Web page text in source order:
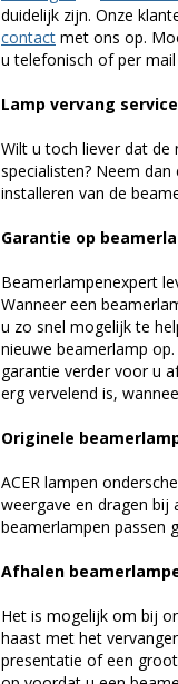
duidelijk zijn. Onze
contact met ons op.
u telefonisch of per
Lamp vervang service
Wilt u toch liever dat
specialisten? Neem dan
installeren van de
Garantie op
Beamerlampenexpert
Wanneer een
u zo snel mogelijk te
nieuwe beamerlamp
garantie verder voor u
erg vervelend is,
Originele
ACER lampen
weergave en dragen bij
beamerlampen passen
Afhalen
Het is mogelijk om bij
haast met het
presentatie of een